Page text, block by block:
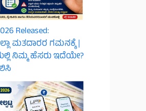
Released:
ಮತದಾರರ ಗಮನಕ್ಕೆ |
ನಿಮ್ಮ ಹೆಸರು ಇದೆಯೇ?